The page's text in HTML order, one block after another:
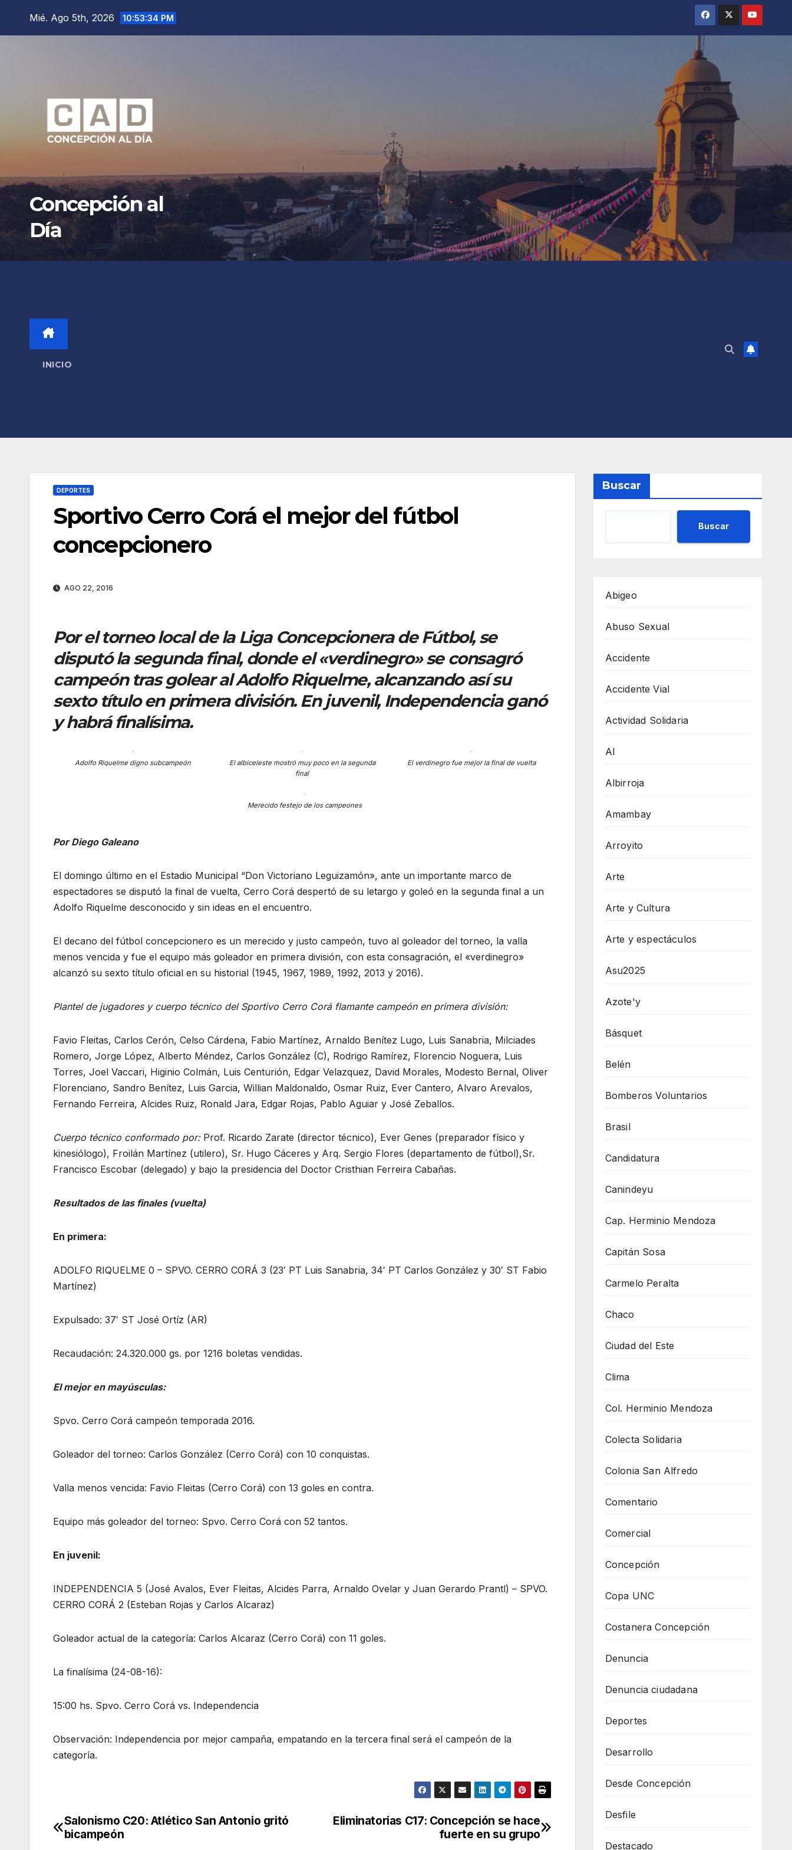
Mié. Ago 5th, 2026 10:53:36 PM
Concepción al
Día
INICIO
DEPORTES
Sportivo Cerro Corá el mejor del fútbol
concepcionero
AGO 22, 2016
Por el torneo local de la Liga Concepcionera de Fútbol, se
disputó la segunda final, donde el «verdinegro» se consagró
campeón tras golear al Adolfo Riquelme, alcanzando así su
sexto título en primera división. En juvenil, Independencia ganó
y habrá finalísima.
Adolfo Riquelme digno subcampeón
El albiceleste mostró muy poco en la segunda
final
El verdinegro fue mejor la final de vuelta
Merecido festejo de los campeones
Por Diego Galeano
El domingo último en el Estadio Municipal “Don Victoriano Leguizamón», ante un importante marco de
espectadores se disputó la final de vuelta, Cerro Corá despertó de su letargo y goleó en la segunda final a un
Adolfo Riquelme desconocido y sin ideas en el encuentro.
El decano del fútbol concepcionero es un merecido y justo campeón, tuvo al goleador del torneo, la valla
menos vencida y fue el equipo más goleador en primera división, con esta consagración, el «verdinegro»
alcanzó su sexto título oficial en su historial (1945, 1967, 1989, 1992, 2013 y 2016).
Plantel de jugadores y cuerpo técnico del Sportivo Cerro Corá flamante campeón en primera división:
Favio Fleitas, Carlos Cerón, Celso Cárdena, Fabio Martínez, Arnaldo Benítez Lugo, Luis Sanabria, Milciades
Romero, Jorge López, Alberto Méndez, Carlos González (C), Rodrigo Ramírez, Florencio Noguera, Luis
Torres, Joel Vaccari, Higinio Colmán, Luis Centurión, Edgar Velazquez, David Morales, Modesto Bernal, Oliver
Florenciano, Sandro Benítez, Luis Garcia, Willian Maldonaldo, Osmar Ruiz, Ever Cantero, Alvaro Arevalos,
Fernando Ferreira, Alcides Ruiz, Ronald Jara, Edgar Rojas, Pablo Aguiar y José Zeballos.
Cuerpo técnico conformado por:Prof. Ricardo Zarate (director técnico), Ever Genes (preparador físico y
kinesiólogo), Froilán Martínez (utilero), Sr. Hugo Cáceres y Arq. Sergio Flores (departamento de fútbol),Sr.
Francisco Escobar (delegado) y bajo la presidencia del Doctor Cristhian Ferreira Cabañas.
Resultados de las finales (vuelta)
En primera:
ADOLFO RIQUELME 0 – SPVO. CERRO CORÁ 3 (23′ PT Luis Sanabria, 34′ PT Carlos González y 30′ ST Fabio
Martínez)
Expulsado: 37′ ST José Ortíz (AR)
Recaudación: 24.320.000 gs. por 1216 boletas vendidas.
El mejor en mayúsculas:
Spvo. Cerro Corá campeón temporada 2016.
Goleador del torneo: Carlos González (Cerro Corá) con 10 conquistas.
Valla menos vencida: Favio Fleitas (Cerro Corá) con 13 goles en contra.
Equipo más goleador del torneo: Spvo. Cerro Corá con 52 tantos.
En juvenil:
INDEPENDENCIA 5 (José Avalos, Ever Fleitas, Alcides Parra, Arnaldo Ovelar y Juan Gerardo Prantl) – SPVO.
CERRO CORÁ 2 (Esteban Rojas y Carlos Alcaraz)
Goleador actual de la categoría: Carlos Alcaraz (Cerro Corá) con 11 goles.
La finalísima (24-08-16):
15:00 hs. Spvo. Cerro Corá vs. Independencia
Observación: Independencia por mejor campaña, empatando en la tercera final será el campeón de la
categoría.
Navegación
Eliminatorias C17: Concepción se hace
fuerte en su grupo
Salonismo C20: Atlético San Antonio gritó
bicampeón
Buscar
Buscar
Abigeo
Abuso Sexual
Accidente
Accidente Vial
Actividad Solidaria
AI
Albirroja
Amambay
Arroyito
Arte
Arte y Cultura
Arte y espectáculos
Asu2025
Azote'y
Básquet
Belén
Bomberos Voluntarios
Brasil
Candidatura
Canindeyu
Cap. Herminio Mendoza
Capitán Sosa
Carmelo Peralta
Chaco
Ciudad del Este
Clima
Col. Herminio Mendoza
Colecta Solidaria
Colonia San Alfredo
Comentario
Comercial
Concepción
Copa UNC
Costanera Concepción
Denuncia
Denuncia ciudadana
Deportes
Desarrollo
Desde Concepción
Desfile
Destacado